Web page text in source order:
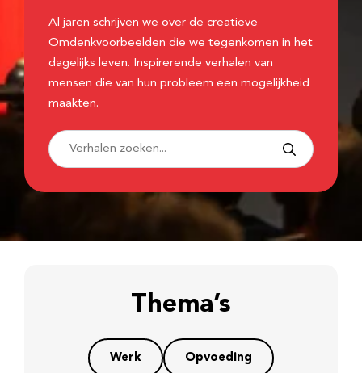
Al jaren schrijven we over de creatieve
Omdenkvoorbeelden die we tegenkomen in het
dagelijks leven. Inspirerende verhalen van
mensen die van hun probleem een mogelijkheid
maakten.
Thema’s
Werk Opvoeding